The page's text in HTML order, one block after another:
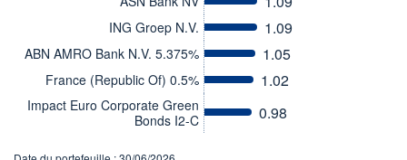
CATÉGORIE MORNINGSTAR
Obligations International
Couvertes en GBP
FONDS PARTENAIRES
TARIFS PRIVILÉGIÉS 0%
ÉLIGIBILITÉ
PEA-PME BOURSOVIE LUX
ING Groep N.V. 1.09
ABN AMRO Bank N.V. 5.375% 1.05
France (Republic Of) 0.5% 1.02
Impact Euro Corporate Green
Bonds I2-C
0.98